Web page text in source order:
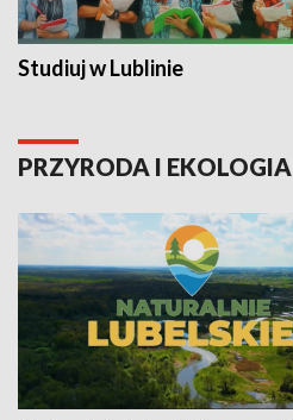
Studiuj w Lublinie
PRZYRODA I EKOLOGIA